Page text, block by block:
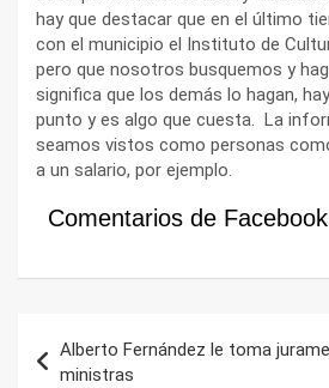
hay que destacar que en el último
con el municipio el Instituto de
pero que nosotros busquemos y
significa que los demás lo hagan,
punto y es algo que cuesta. La
seamos vistos como personas
a un salario, por ejemplo.
Comentarios de Facebook
de
Alberto Fernández le toma
ministras